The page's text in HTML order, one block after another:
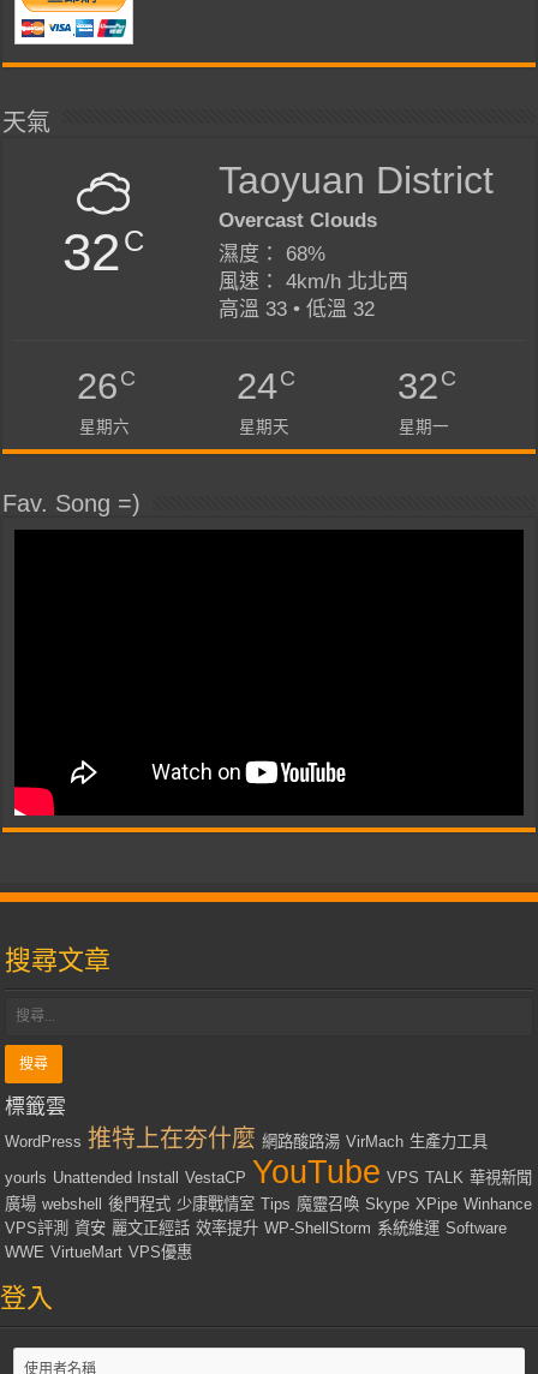
天氣
32C
Taoyuan District
Overcast Clouds
濕度： 68%
風速： 4km/h 北北西
高溫 33 • 低溫 32
26C
星期六
24C
星期天
32C
星期一
Fav. Song =)
搜尋文章
標籤雲
WordPress 推特上在夯什麼 網路酸路湯 VirMach 生產力工具
yourls Unattended Install VestaCP YouTube VPS TALK 華視新聞
廣場 webshell 後門程式 少康戰情室 Tips 魔靈召喚 Skype XPipe Winhance
VPS評測 資安 麗文正經話 效率提升 WP-ShellStorm 系統維運 Software
WWE VirtueMart VPS優惠
登入